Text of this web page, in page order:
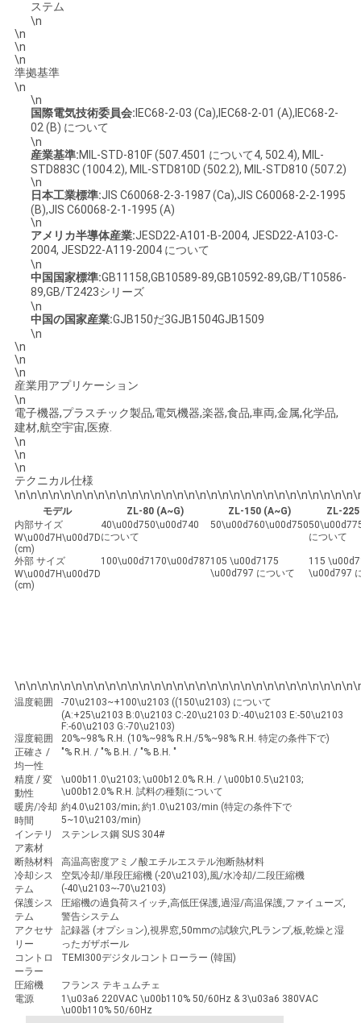
要
求
し
な
さ
い
SHOW
SITEMAP
PRIVACY
POLICY
ステム
\n
\n
\n
\n
準拠基準
\n
\n
国際電気技術委員会: IEC68-2-03 (Ca),IEC68-2-01 (A),IEC68-2-
02 (B) について
\n
産業基準:MIL-STD-810F (507.4501 について4, 502.4), MIL-
STD883C (1004.2), MIL-STD810D (502.2), MIL-STD810 (507.2)
\n
日本工業標準:JIS C60068-2-3-1987 (Ca),JIS C60068-2-2-1995
(B),JIS C60068-2-1-1995 (A)
\n
アメリカ半導体産業:JESD22-A101-B-2004, JESD22-A103-C-
2004, JESD22-A119-2004 について
\n
中国国家標準:GB11158,GB10589-89,GB10592-89,GB/T10586-
89,GB/T2423シリーズ
\n
中国の国家産業:GJB150だ3GJB1504GJB1509
\n
\n
\n
\n
産業用アプリケーション
\n
電子機器,プラスチック製品,電気機器,楽器,食品,車両,金属,化学品,
建材,航空宇宙,医療.
\n
\n
\n
テクニカル仕様
モデル ZL-80 (A~G) ZL-150 (A~G)
ZL-
内部サイズ
W\u00d7H\u00d7D
(cm)
40\u00d750\u00d740
について
50\u00d760\u00d750
について
外部 サイズ
W\u00d7H\u00d7D
(cm)
100\u00d7170\u00d787105 \u00d7175
\u00d797 について
115
\u00d797
温度範囲
-70\u2103~+100\u2103 ((150\u2103) について
(A:+25\u2103 B:0\u2103 C:-20\u2103 D:-40\u2103 E:-50\u2103
F:-60\u2103 G:-70\u2103)
湿度範囲
20%~98% R.H. (10%~98% R.H./5%~98% R.H. 特定の条件下で)
正確さ /
均一性
"% R.H. / "% B.H. / "% B.H. "
精度 / 変
動性
\u00b11.0\u2103; \u00b12.0% R.H. / \u00b10.5\u2103;
\u00b12.0% R.H. 試料の種類について
暖房/冷却
時間
約4.0\u2103/min; 約1.0\u2103/min (特定の条件下で
5~10\u2103/min)
インテリ
ア素材
ステンレス鋼 SUS 304#
断熱材料
高温高密度アミノ酸エチルエステル泡断熱材料
冷却シス
テム
空気冷却/単段圧縮機 (-20\u2103),風/水冷却/二段圧縮機
(-40\u2103~-70\u2103)
保護シス
テム
圧縮機の過負荷スイッチ,高低圧保護,過湿/高温保護,ファイューズ,
警告システム
アクセサ
リー
記録器 (オプション),視界窓,50mmの試験穴,PLランプ,板,乾燥と湿
ったガザボール
コントロ
ーラー
TEMI300デジタルコントローラー (韓国)
圧縮機
フランス テキュムチェ
電源
1\u03a6 220VAC \u00b110% 50/60Hz & 3\u03a6 380VAC
\u00b110% 50/60Hz